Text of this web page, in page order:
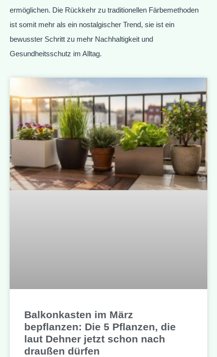
Balkonkasten im März
bepflanzen: Die 5 Pflanzen, die
laut Dehner jetzt schon nach
draußen dürfen
ermöglichen. Die Rückkehr zu traditionellen Färbemethoden
ist somit mehr als ein nostalgischer Trend, sie ist ein
bewusster Schritt zu mehr Nachhaltigkeit und
Gesundheitsschutz im Alltag.